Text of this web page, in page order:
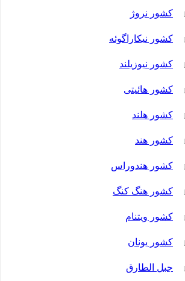
کشور نروژ
کشور نیکاراگوئه
کشور نیوزیلند
کشور هائیتی
کشور هلند
کشور هند
کشور هندوراس
کشور هنگ کنگ
کشور ویتنام
کشور یونان
جبل الطارق